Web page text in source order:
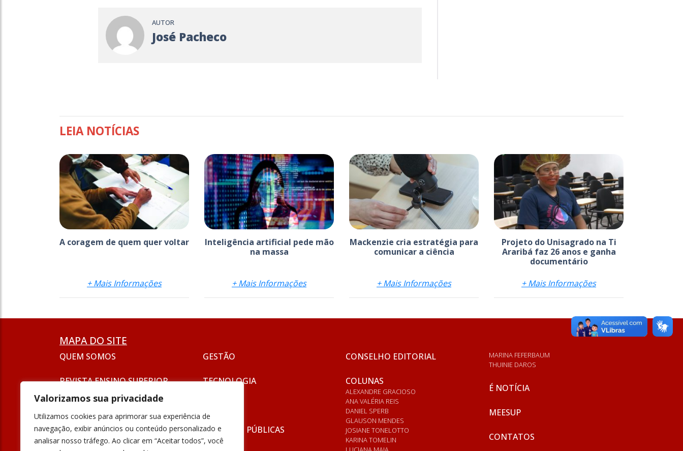
Valorizamos sua privacidade
Utilizamos cookies para aprimorar sua experiência de
navegação, exibir anúncios ou conteúdo personalizado e
analisar nosso tráfego. Ao clicar em “Aceitar todos”, você
AUTOR
José Pacheco
LEIA NOTÍCIAS
A coragem de quem quer voltar
+ Mais Informações
Inteligência artificial pede mão
na massa
+ Mais Informações
Mackenzie cria estratégia para
comunicar a ciência
+ Mais Informações
Projeto do Unisagrado na Ti
Araribá faz 26 anos e ganha
documentário
+ Mais Informações
MAPA DO SITE
QUEM SOMOS
REVISTA ENSINO SUPERIOR
SEJA UM ANUNCIANTE
FORMAÇÃO
GESTÃO
TECNOLOGIA
POLÍTICAS PÚBLICAS
CONSELHO EDITORIAL
COLUNAS
ALEXANDRE GRACIOSO
ANA VALÉRIA REIS
DANIEL SPERB
GLAUSON MENDES
JOSIANE TONELOTTO
KARINA TOMELIN
MARINA FEFERBAUM
THUINIE DAROS
É NOTÍCIA
MEESUP
CONTATOS